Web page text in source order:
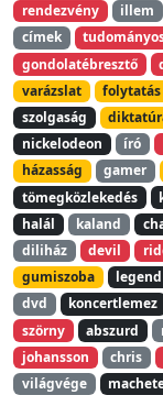
rendezvény
illem
címek
gondolatébresztő
varázslat
folytatás
szolgaság
nickelodeon
író
házasság
gamer
tömegközlekedés
halál
kaland
diliház
devil
gumiszoba
legend
dvd
koncertlemez
szörny
abszurd
johansson
chris
világvége